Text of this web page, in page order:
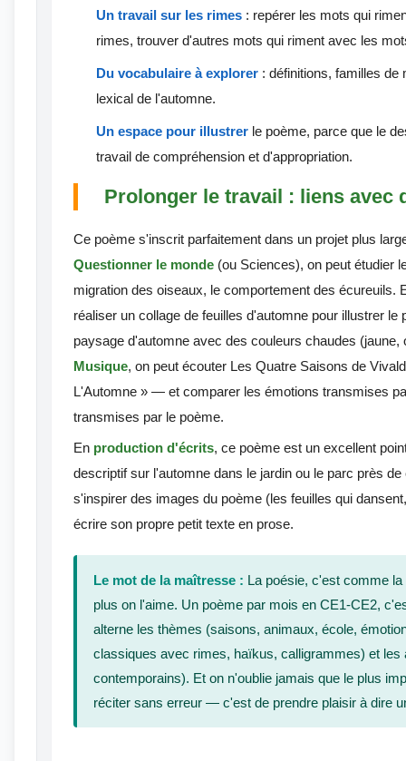
Un travail sur les rimes : repérer les mots qui
rimes, trouver d'autres mots qui riment avec les
Du vocabulaire à explorer : définitions, familles
lexical de l'automne.
Un espace pour illustrer le poème, parce que le
travail de compréhension et d'appropriation.
Prolonger le travail : liens avec
Ce poème s'inscrit parfaitement dans un projet plus
Questionner le monde (ou Sciences), on peut étudier
migration des oiseaux, le comportement des écureuils.
réaliser un collage de feuilles d'automne pour illustrer le
paysage d'automne avec des couleurs chaudes (jaune,
Musique, on peut écouter Les Quatre Saisons de
L'Automne » — et comparer les émotions transmises
transmises par le poème.
En production d'écrits, ce poème est un excellent
descriptif sur l'automne dans le jardin ou le parc près
s'inspirer des images du poème (les feuilles qui
écrire son propre petit texte en prose.
Le mot de la maîtresse : La poésie, c'est comme
plus on l'aime. Un poème par mois en CE1-CE2,
alterne les thèmes (saisons, animaux, école,
classiques avec rimes, haïkus, calligrammes) et les
contemporains). Et on n'oublie jamais que le plus
réciter sans erreur — c'est de prendre plaisir à dire